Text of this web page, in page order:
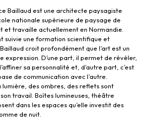
Baillaud est une architecte paysagiste
nationale supérieure de paysage de
et travaille actuellement en Normandie.
suivie une formation scientifique et
croit profondément que l’art est un
expression. D’une part, il permet de révéler,
sa personnalité et, d’autre part, c’est
de communication avec l’autre.
lumière, des ombres, des reflets sont
travail. Boîtes lumineuses, théâtre
dans les espaces qu’elle investit des
de nuit.